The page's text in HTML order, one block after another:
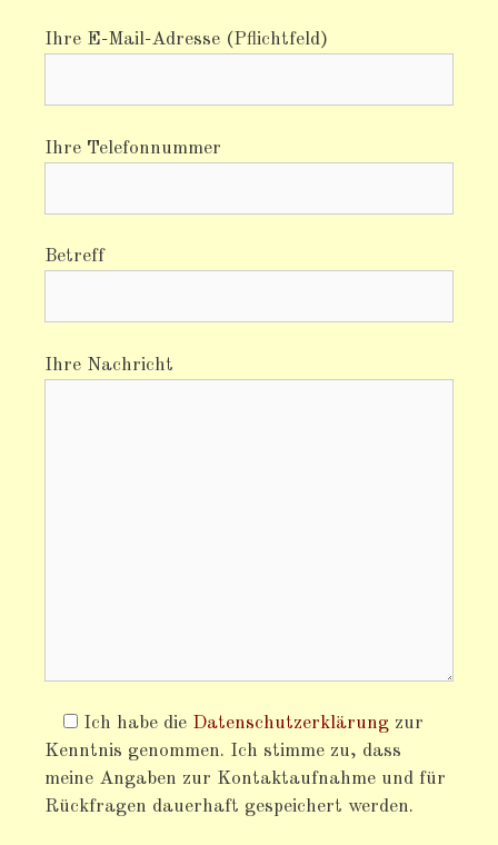
Ihre E-Mail-Adresse (Pflichtfeld)
Ihre Telefonnummer
Betreff
Ihre Nachricht
Ich habe die Datenschutzerklärung zur
Kenntnis genommen. Ich stimme zu, dass
meine Angaben zur Kontaktaufnahme und für
Rückfragen dauerhaft gespeichert werden.